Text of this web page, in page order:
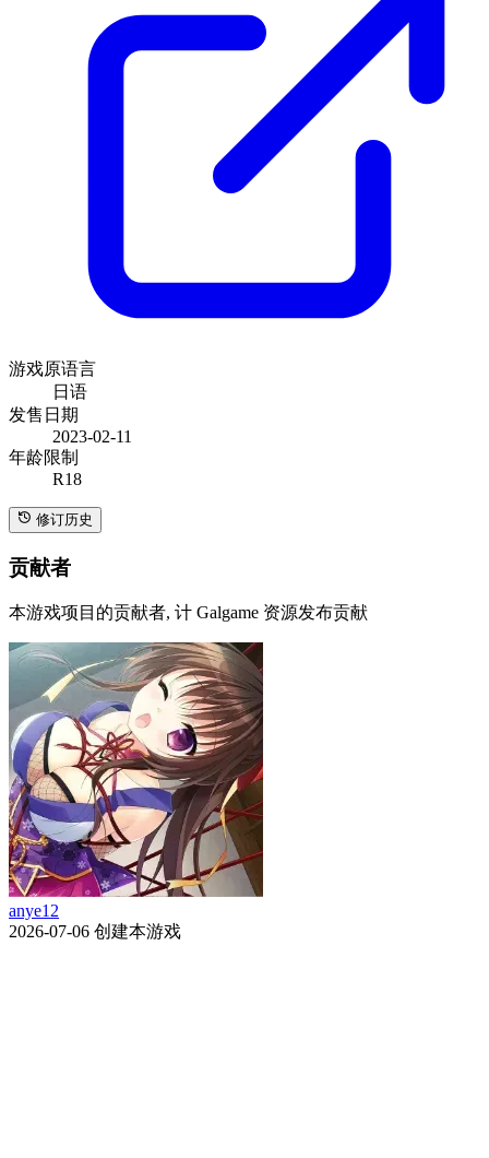
游戏原语言
日语
发售日期
2023-02-11
年龄限制
R18
修订历史
贡献者
本游戏项目的贡献者, 计 Galgame 资源发布贡献
anye12
2026-07-06 创建本游戏